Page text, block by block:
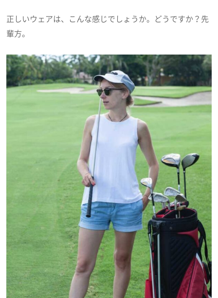
正しいウェアは、こんな感じでしょうか。どうですか？先
輩方。